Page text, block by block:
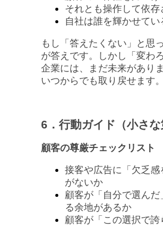
それとも操作して依
自社は誰を輝かせてい
もし「答えたくない」と思
が答えです。しかし「変わ
企業には、まだ未来があり
いつからでも取り戻せます。
6．行動ガイド（小さな
顧客の尊厳チェックリスト
接客や広告に「欠乏感
がないか
顧客が「自分で選ん
る余地があるか
顧客が「この選択で誇